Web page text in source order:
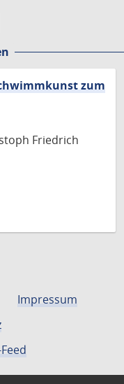
zum
Friedrich
Impressum
Feed